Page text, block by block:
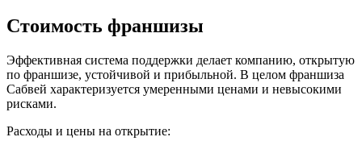
Стоимость франшизы
Эффективная система поддержки делает компанию, открытую
по франшизе, устойчивой и прибыльной. В целом франшиза
Сабвей характеризуется умеренными ценами и невысокими
рисками.
Расходы и цены на открытие: